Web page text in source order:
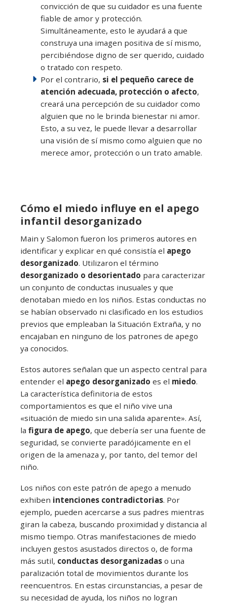
convicción de que su cuidador es una fuente
fiable de amor y protección.
Simultáneamente, esto le ayudará a que
construya una imagen positiva de sí mismo,
percibiéndose digno de ser querido, cuidado
o tratado con respeto.
Por el contrario, si el pequeño carece de
atención adecuada, protección o afecto,
creará una percepción de su cuidador como
alguien que no le brinda bienestar ni amor.
Esto, a su vez, le puede llevar a desarrollar
una visión de sí mismo como alguien que no
merece amor, protección o un trato amable.
Cómo el miedo influye en el apego
infantil desorganizado
Main y Salomon fueron los primeros autores en
identificar y explicar en qué consistía el apego
desorganizado. Utilizaron el término
desorganizado o desorientado para caracterizar
un conjunto de conductas inusuales y que
denotaban miedo en los niños. Estas conductas no
se habían observado ni clasificado en los estudios
previos que empleaban la Situación Extraña, y no
encajaban en ninguno de los patrones de apego
ya conocidos.
Estos autores señalan que un aspecto central para
entender el apego desorganizado es el miedo.
La característica definitoria de estos
comportamientos es que el niño vive una
«situación de miedo sin una salida aparente». Así,
la figura de apego, que debería ser una fuente de
seguridad, se convierte paradójicamente en el
origen de la amenaza y, por tanto, del temor del
niño.
Los niños con este patrón de apego a menudo
exhiben intenciones contradictorias. Por
ejemplo, pueden acercarse a sus padres mientras
giran la cabeza, buscando proximidad y distancia al
mismo tiempo. Otras manifestaciones de miedo
incluyen gestos asustados directos o, de forma
más sutil, conductas desorganizadas o una
paralización total de movimientos durante los
reencuentros. En estas circunstancias, a pesar de
su necesidad de ayuda, los niños no logran